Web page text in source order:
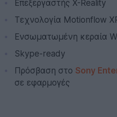
Επεξεργαστής X-Reality
Τεχνολογία Motionflow
Ενσωματωμένη κεραία
Skype-ready
Πρόσβαση στο Sony
σε εφαρμογές